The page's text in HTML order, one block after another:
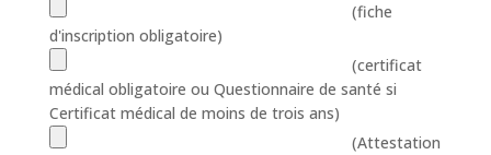
(fiche
d'inscription obligatoire)
(certificat
médical obligatoire ou Questionnaire de santé si
Certificat médical de moins de trois ans)
(Attestation